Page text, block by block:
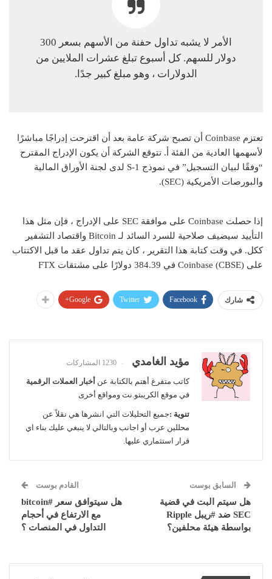
الأمر لا يشبه تداول حفنة من الأسهم بسعر 300
دولار للسهم. كل أسبوع تبلغ عشرات الملايين من
الدولارات ، وهو مبلغ كبير جدًا.
تعتزم Coinbase أن تصبح شركة عامة بعد أن اقترحت إدراجًا مباشرًا
لأسهمها العادية من الفئة أ. تتوقع الشركة أن يكون الإدراج المقترح
“وفقًا لبيان التسجيل” في نموذج S-1 لدى لجنة الأوراق المالية
والبورصات الأمريكية (SEC).
إذا حصلت Coinbase على موافقة SEC على الإدراج ، فإن مثل هذا
التأييد سيضيف صلاحية للسرد السائد لـ Bitcoin واقتصاد التشفير
ككل. في وقت كتابة هذا التقرير ، كان يتم تداول عقد ما قبل الاكتتاب
على Coinbase (CBSE) في
384.39 دولارًا على مشتقات FTX
شارك Facebook
Twitter
Google+
مؤيد الغامدي 1230 المشاركات
كاتب متفرغ أهتم بالكتابة عن أخبار العملات الرقمية
في موقع الكريبتو.نت ومواقع أخرى
تنوية :جميع التحليلات التي انشرها هي نقلاً عن
محللين عرب أو اجانب وبالتالي لا ينبغي عليك بناء اي
قرار استثماري عليها.
السابق بوست
هل سيتم البت في قضية
SEC ضد #ريبل Ripple
بواسطة هيئة محلفين؟
القادم بوست
هل سيتوافق سعر #bitcoin
مع الارتفاع في أحجام
التداول في المنصات ؟